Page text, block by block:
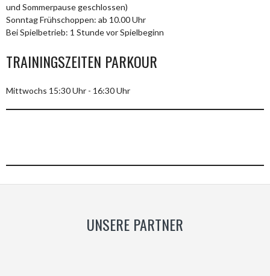
und Sommerpause geschlossen)
Sonntag Frühschoppen: ab 10.00 Uhr
Bei Spielbetrieb: 1 Stunde vor Spielbeginn
TRAININGSZEITEN PARKOUR
Mittwochs 15:30 Uhr - 16:30 Uhr
UNSERE PARTNER